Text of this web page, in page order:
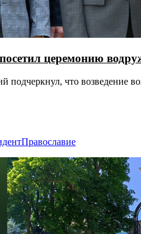
церемонию
подчеркнул, что возведение
Православие